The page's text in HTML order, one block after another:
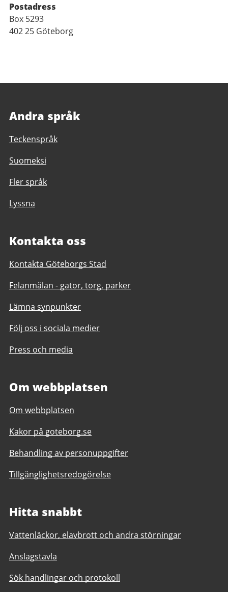
Postadress
Box 5293
402 25 Göteborg
Andra språk
Teckenspråk
Suomeksi
Fler språk
Lyssna
Kontakta oss
Kontakta Göteborgs Stad
Felanmälan - gator, torg, parker
Lämna synpunkter
Följ oss i sociala medier
Press och media
Om webbplatsen
Om webbplatsen
Kakor på goteborg.se
Behandling av personuppgifter
Tillgänglighetsredogörelse
Hitta snabbt
Vattenläckor, elavbrott och andra störningar
Anslagstavla
Sök handlingar och protokoll